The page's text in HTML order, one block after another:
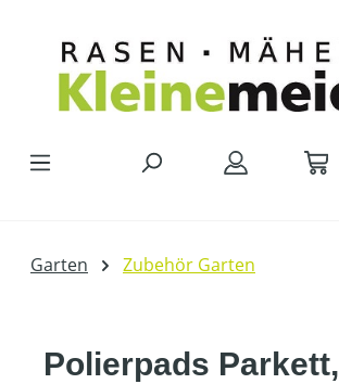
Garten Zubehör Garten
Polierpads Parkett,